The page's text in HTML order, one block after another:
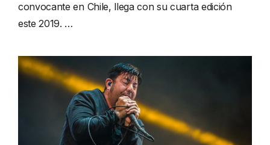
convocante en Chile, llega con su cuarta edición
este 2019. …